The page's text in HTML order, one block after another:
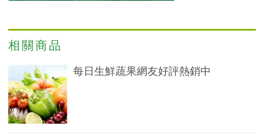
相關商品
每日生鮮蔬果網友好評熱銷中